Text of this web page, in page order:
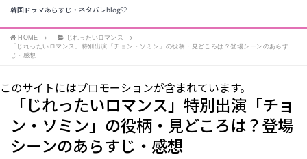
韓国ドラマあらすじ・ネタバレblog♡
HOME
じれったいロマンス
「じれったいロマンス」特別出演「チョン・ソミン」の役柄・見どころは？登場シーンのあらす
じ・感想
このサイトにはプロモーションが含まれています。
「じれったいロマンス」特別出演「チョ
ン・ソミン」の役柄・見どころは？登場
シーンのあらすじ・感想